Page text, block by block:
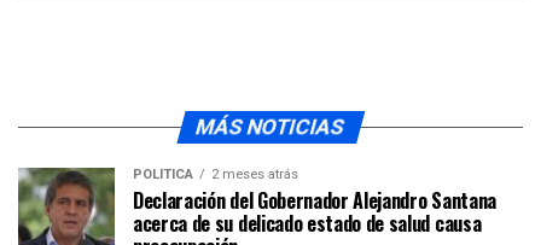
MÁS NOTICIAS
POLÍTICA 2 meses atrás
Declaración del Gobernador Alejandro Santana
acerca de su delicado estado de salud causa